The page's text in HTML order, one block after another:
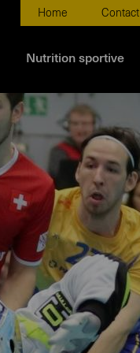
Home Contact
Nutrition sportive